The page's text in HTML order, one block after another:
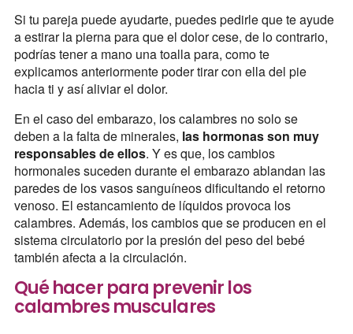
Si tu pareja puede ayudarte, puedes pedirle que te ayude
a estirar la pierna para que el dolor cese, de lo contrario,
podrías tener a mano una toalla para, como te
explicamos anteriormente poder tirar con ella del pie
hacia ti y así aliviar el dolor.
En el caso del embarazo, los calambres no solo se
deben a la falta de minerales, las hormonas son muy
responsables de ellos. Y es que, los cambios
hormonales suceden durante el embarazo ablandan las
paredes de los vasos sanguíneos dificultando el retorno
venoso. El estancamiento de líquidos provoca los
calambres. Además, los cambios que se producen en el
sistema circulatorio por la presión del peso del bebé
también afecta a la circulación.
Qué hacer para prevenir los
calambres musculares